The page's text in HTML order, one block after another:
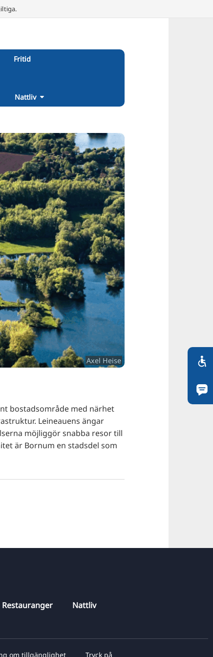
Fritid
Nattliv
Axel Heise
bostadsområde med närhet
Leineauens ängar
möjliggör snabba resor till
är Bornum en stadsdel som
Restauranger Nattliv
om tillgänglighet Tryck på